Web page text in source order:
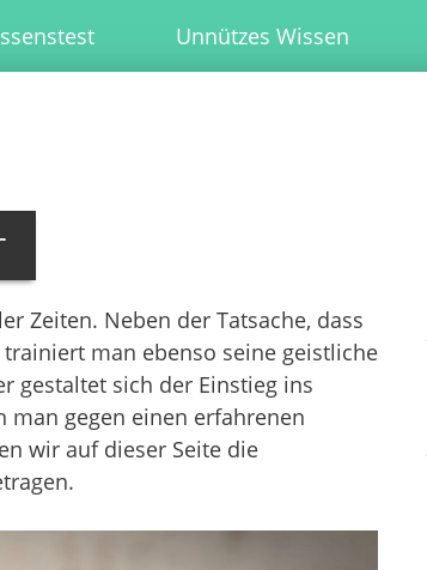
Unnützes Wissen
Zeiten. Neben der Tatsache, dass
man ebenso seine geistliche
gestaltet sich der Einstieg ins
man gegen einen erfahrenen
wir auf dieser Seite die